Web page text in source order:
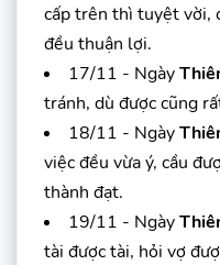
cấp trên thì tuyệt vời,
đều thuận lợi.
17/11 - Ngày
tránh, dù được cũng
18/11 - Ngày
việc đều vừa ý, cầu
thành đạt.
19/11 - Ngày
tài được tài, hỏi vợ